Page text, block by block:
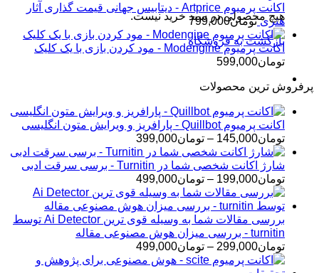
هیچ محصولی در سبد خرید نیست.
بازگشت به فروشگاه
اکانت پرمیوم Artprice - دیتابیس جهانی قیمت ‌گذاری آثار
هنری تومان799,000
اکانت پرمیوم Modengine - مود کردن بازی با یک کلیک
تومان599,000
پرفروش ترین محصولات
اکانت پرمیوم Quillbot - پارافریز و ویرایش متون انگلیسی
تومان145,000
– تومان399,000محدوده
قیمت:
تومان145,000
تا
تومان399,000
شارژ اکانت شخصی شما در Turnitin - برسی سرقت ادبی
تومان199,000
– تومان499,000محدوده
قیمت:
تومان199,000
تا
تومان499,000
بررسی مقالات شما به وسیله قوی ترین Ai Detector توسط
turnitin - بررسی میزان هوش مصنوعی مقاله
تومان299,000
– تومان499,000محدوده
قیمت: